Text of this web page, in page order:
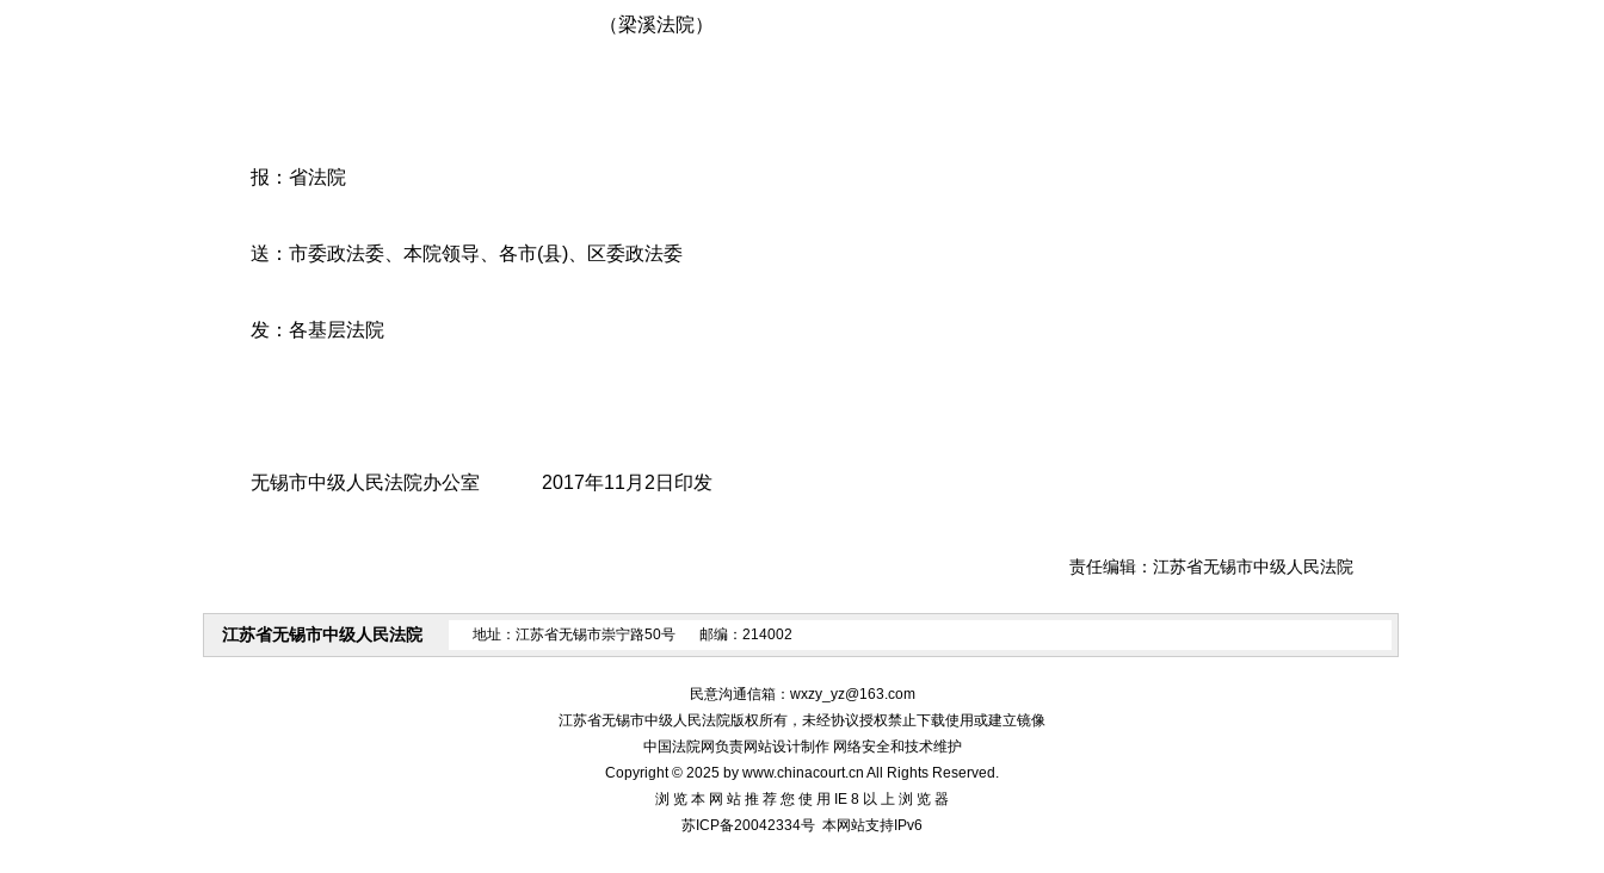
（梁溪法院）
报：省法院
送：市委政法委、本院领导、各市(县)、区委政法委
发：各基层法院
无锡市中级人民法院办公室 2017年11月2日印发
责任编辑：江苏省无锡市中级人民法院
江苏省无锡市中级人民法院 地址：江苏省无锡市崇宁路50号 邮编：214002
民意沟通信箱： wxzy_yz@163.com
江苏省无锡市中级人民法院版权所有，未经协议授权禁止下载使用或建立镜像
中国法院网负责网站设计制作 网络安全和技术维护
Copyright © 2025 by www.chinacourt.cn All Rights Reserved.
浏 览 本 网 站 推 荐 您 使 用 IE 8 以 上 浏 览 器
苏ICP备20042334号 本网站支持IPv6